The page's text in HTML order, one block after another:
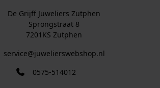
De Grijff Juweliers Zutphen
Sprongstraat 8
7201KS Zutphen
service@juwelierswebshop.nl
0575-514012